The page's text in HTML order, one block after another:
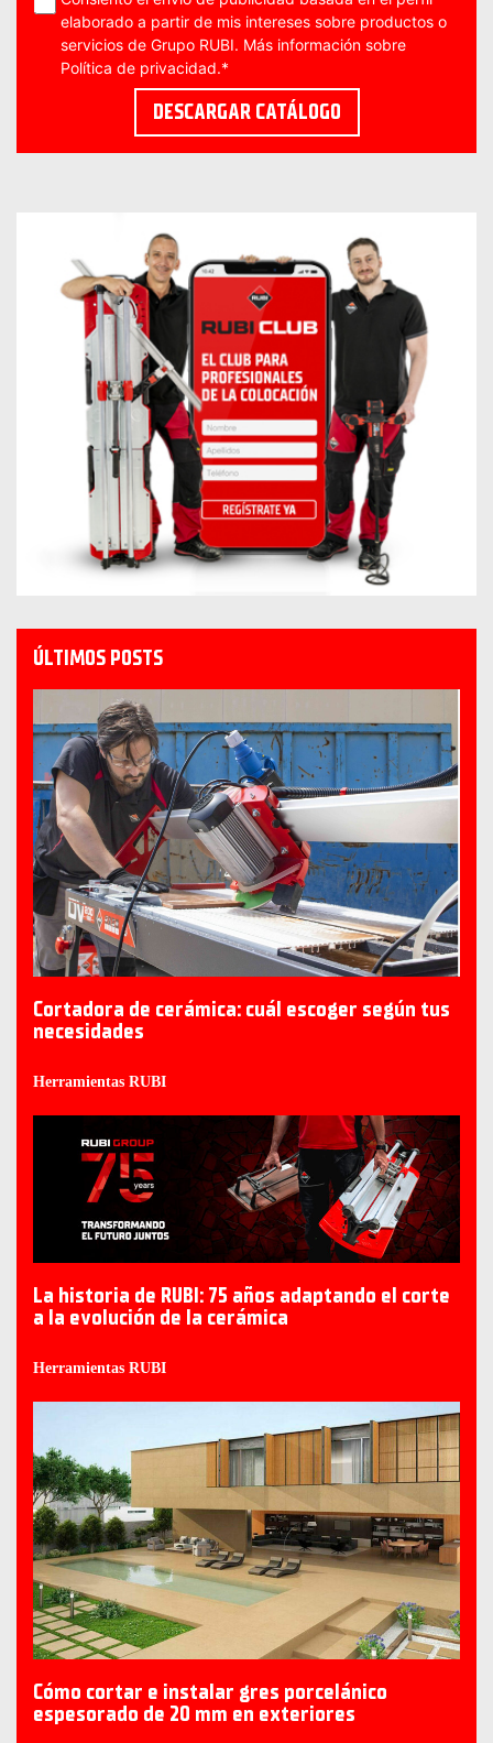
elaborado a partir de mis intereses sobre productos o
servicios de Grupo RUBI. Más información sobre
Política de privacidad.*
ÚLTIMOS POSTS
Cortadora de cerámica: cuál escoger según tus
necesidades
Herramientas RUBI
La historia de RUBI: 75 años adaptando el corte
a la evolución de la cerámica
Herramientas RUBI
Cómo cortar e instalar gres porcelánico
espesorado de 20 mm en exteriores